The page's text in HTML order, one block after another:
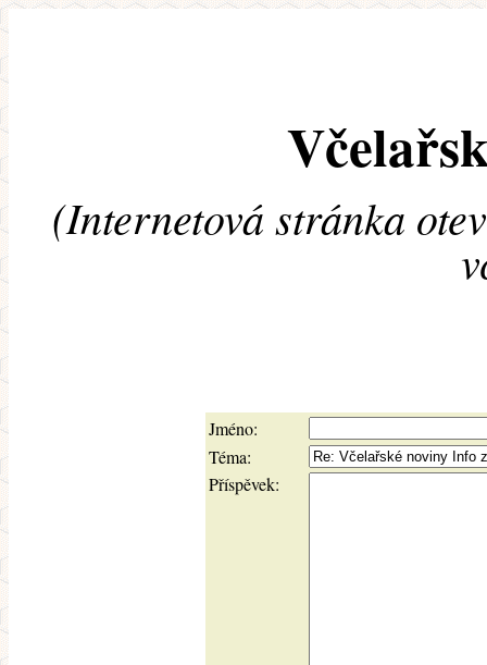
(Internetová stránka
Jméno:
Téma:
Příspěvek: